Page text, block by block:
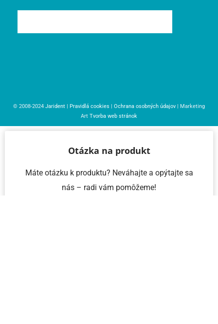
© 2008-2024 Jarident | Pravidlá cookies | Ochrana osobných údajov | Marketing
Art Tvorba web stránok
Otázka na produkt
Máte otázku k produktu? Neváhajte a opýtajte sa
nás – radi vám pomôžeme!